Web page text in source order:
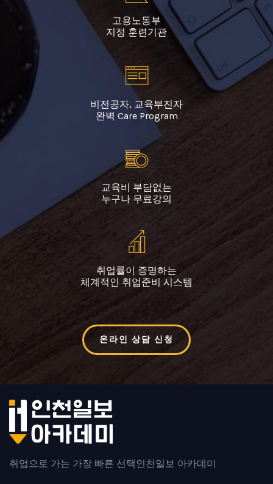
고용노동부
지정 훈련기관
비전공자, 교육부진자
완벽 Care Program
교육비 부담없는
누구나 무료강의
취업률이 증명하는
체계적인 취업준비 시스템
온라인 상담 신청
취업으로 가는 가장 빠른 선택 인천일보 아카데미